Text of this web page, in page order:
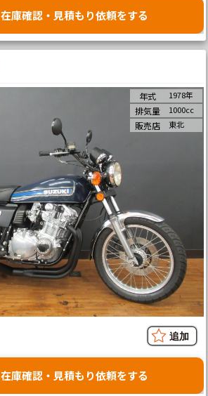
在庫確認・見積もり依頼をする
年式 1978年
排気量 1000cc
販売店 東北
在庫確認・見積もり依頼をする